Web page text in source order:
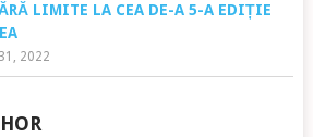
LIMITE LA CEA DE-A 5-A EDIȚIE
2022